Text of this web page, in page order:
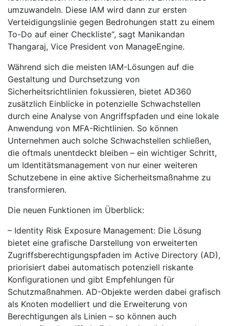
umzuwandeln. Diese IAM wird dann zur ersten
Verteidigungslinie gegen Bedrohungen statt zu einem
To-Do auf einer Checkliste“, sagt Manikandan
Thangaraj, Vice President von ManageEngine.
Während sich die meisten IAM-Lösungen auf die
Gestaltung und Durchsetzung von
Sicherheitsrichtlinien fokussieren, bietet AD360
zusätzlich Einblicke in potenzielle Schwachstellen
durch eine Analyse von Angriffspfaden und eine lokale
Anwendung von MFA-Richtlinien. So können
Unternehmen auch solche Schwachstellen schließen,
die oftmals unentdeckt bleiben – ein wichtiger Schritt,
um Identitätsmanagement von nur einer weiteren
Schutzebene in eine aktive Sicherheitsmaßnahme zu
transformieren.
Die neuen Funktionen im Überblick:
– Identity Risk Exposure Management: Die Lösung
bietet eine grafische Darstellung von erweiterten
Zugriffsberechtigungspfaden im Active Directory (AD),
priorisiert dabei automatisch potenziell riskante
Konfigurationen und gibt Empfehlungen für
Schutzmaßnahmen. AD-Objekte werden dabei grafisch
als Knoten modelliert und die Erweiterung von
Berechtigungen als Linien – so können auch